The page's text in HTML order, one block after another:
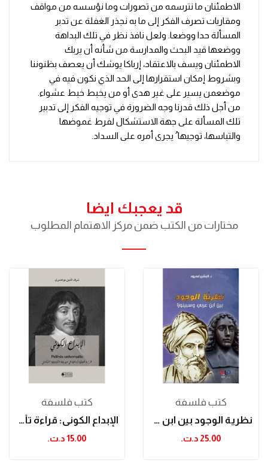
الاطمئنان ما نترسمه من تصورات وما نؤسسه من مواقف
ومقاربات تصرف الفكر إلى ما به نجذر الغفلة عن تدبر
المسألة حدا ووضعا. ولعل نافذ نظر في تلك البداهة
ووضعها قيد البحث والمدارسة من شأنه أن يربك
الاطمئنان ويسف بالاعتقاد، إرباكا يوشك أن يعصف بظنوننا
وبشروط إمكان استقرارها إلى الحد الذي نكون فيه في
موضعمن يسير على غير هدى أو من يخبط خبط عشواء.
من أجل ذلك قدرنا وجه الضرورة في توجيه الفكر إلى تدبير
تلك المسألة على جهة الاستشكال لفرط غموضها
والتباسها، توجيها ُ يجرى أمره على السداد.
قد يعجبك ايضا
مختارات من الكتب ضمن مركز الاهتمام المطلوب
كتب فلسفة
الإبداع الكوني: قراءة تأويلية إبداعية في صيرورة...
15.00 د.ت.‏
كتب فلسفة
نظرية الوجود بين ابن عربي و سبينوزا
25.00 د.ت.‏